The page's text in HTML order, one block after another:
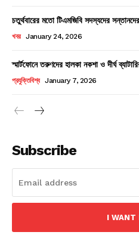
Company
About
Subscription Plans
চতুর্থবারের মতো টিএমজিবি সদস্যদের
খবর January 24, 2026
স্মার্টফোনে তরুণদের হালকা নকশা ও দীর্ঘ
প্রযুক্তিবিশ্ব January 7, 2026
Subscribe
I WANT